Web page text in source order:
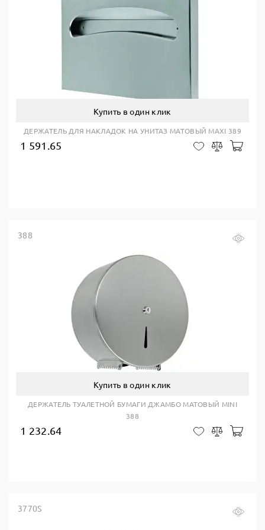
Купить в один клик
ДЕРЖАТЕЛЬ ДЛЯ НАКЛАДОК НА УНИТАЗ МАТОВЫЙ MAXI 389
1 591.65 В закладки
Сравнить
388
Купить в один клик
ДЕРЖАТЕЛЬ ТУАЛЕТНОЙ БУМАГИ ДЖАМБО МАТОВЫЙ MINI
388
1 232.64 В закладки
Сравнить
3770S